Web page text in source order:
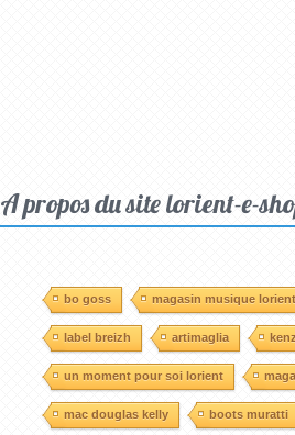
A propos du site lorient-e-
bo goss magasin musique lorient
label breizh artimaglia
un moment pour soi lorient
mac douglas kelly boots muratti